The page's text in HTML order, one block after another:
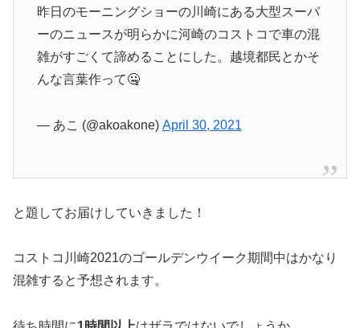
昨日のモーニングショーの川崎にある大型スーパ
ーのニュースが明らかに河崎のコストコで車の混
雑がすごくて諦めることにした。越境都民とかそ
んな言葉作って🤐
— あこ (@akoakone) April 30, 2021
と題してお届けしていきました！
コストコ川崎2021のゴールデンウイーク期間中はかなり
混雑すると予想されます。